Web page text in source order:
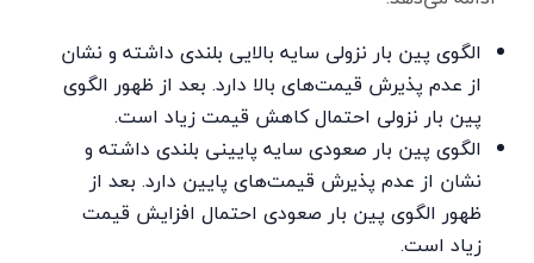
الگوی پین بار نزولی سایه بالایی بلندی داشته و نشان
از عدم پذیرش قیمت‌های بالا دارد. بعد از ظهور الگوی
پین بار نزولی احتمال کاهش قیمت زیاد است.
الگوی پین بار صعودی سایه پایینی بلندی داشته و
نشان از عدم پذیرش قیمت‌های پایین دارد. بعد از
ظهور الگوی پین بار صعودی احتمال افزایش قیمت
زیاد است.